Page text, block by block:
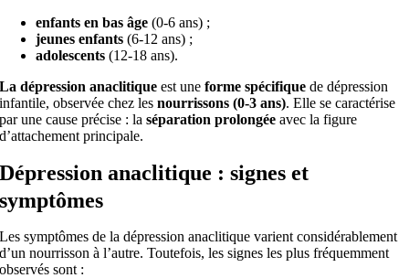
enfants en bas âge (0-6 ans) ;
jeunes enfants (6-12 ans) ;
adolescents (12-18 ans).
La dépression anaclitique est uneforme spécifique de dépression
infantile, observée chez lesnourrissons (0-3 ans). Elle se caractérise
par une cause précise : laséparation prolongée avec la figure
d’attachement principale.
Dépression anaclitique : signes et
symptômes
Les symptômes de la dépression anaclitique varient considérablement
d’un nourrisson à l’autre. Toutefois, les signes les plus fréquemment
observés sont :